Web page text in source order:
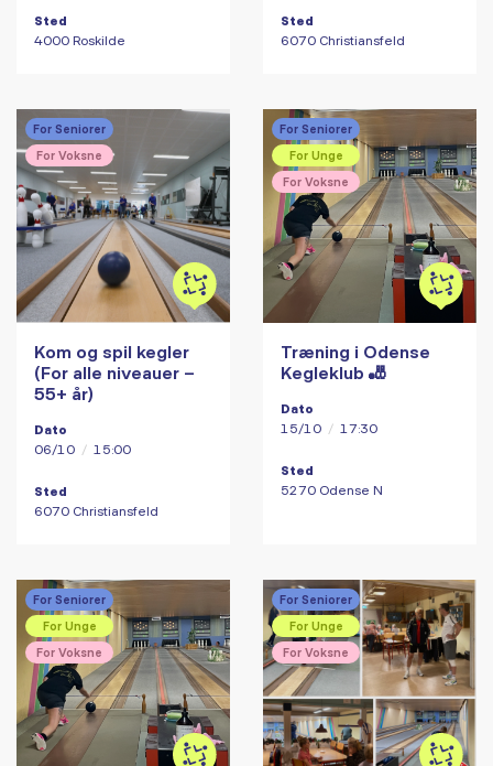
Sted
4000 Roskilde
Sted
6070 Christiansfeld
For Seniorer
For Voksne
Kom og spil kegler
(For alle niveauer –
55+ år)
Dato
06/10 / 15:00
Sted
6070 Christiansfeld
For Seniorer
For Unge
For Voksne
Træning i Odense
Kegleklub 🎳
Dato
15/10 / 17:30
Sted
5270 Odense N
For Seniorer
For Unge
For Voksne
For Seniorer
For Unge
For Voksne